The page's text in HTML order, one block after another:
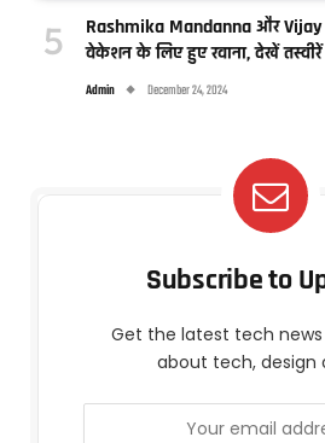
Rashmika Mandanna और Vijay
वेकेशन के लिए हुए रवाना, देखें तस्वीरें
Admin December 24, 2024
Subscribe to
Get the latest tech news
about tech, design